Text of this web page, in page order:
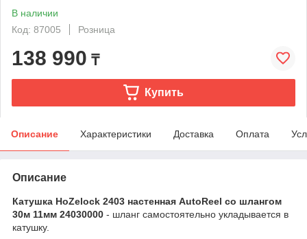
В наличии
Код: 87005
Розница
138 990 ₸
Купить
Описание Характеристики Доставка Оплата
Описание
Катушка HoZelock 2403 настенная AutoReel со шлангом
30м 11мм 24030000 - шланг самостоятельно укладывается в
катушку.